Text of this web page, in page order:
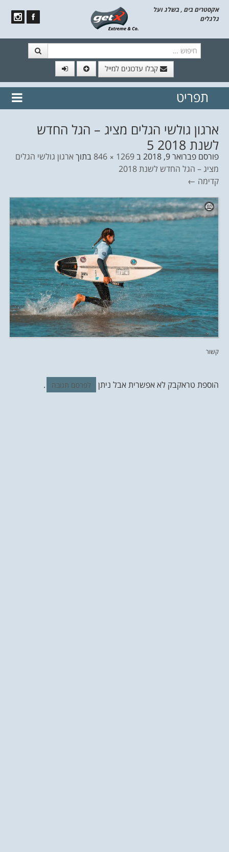
אקסטרים בים , בשלג ועל
גלגלים
קבלו עדכונים למייל
// הצטרף לרשימת תפוצה!
נשמח
תפריט
ארגון גולשי הגלים מציג – הגל החדש
לשנת 2018 5
פורסם פברואר 9, 2018 ב1269 × 846 בתוךארגון גולשי הגלים
מציג – הגל החדש לשנת 2018
קדימה ←
קשור
הוספת טראקבק לא אפשרית אבל ניתן לפרסם תגובה .